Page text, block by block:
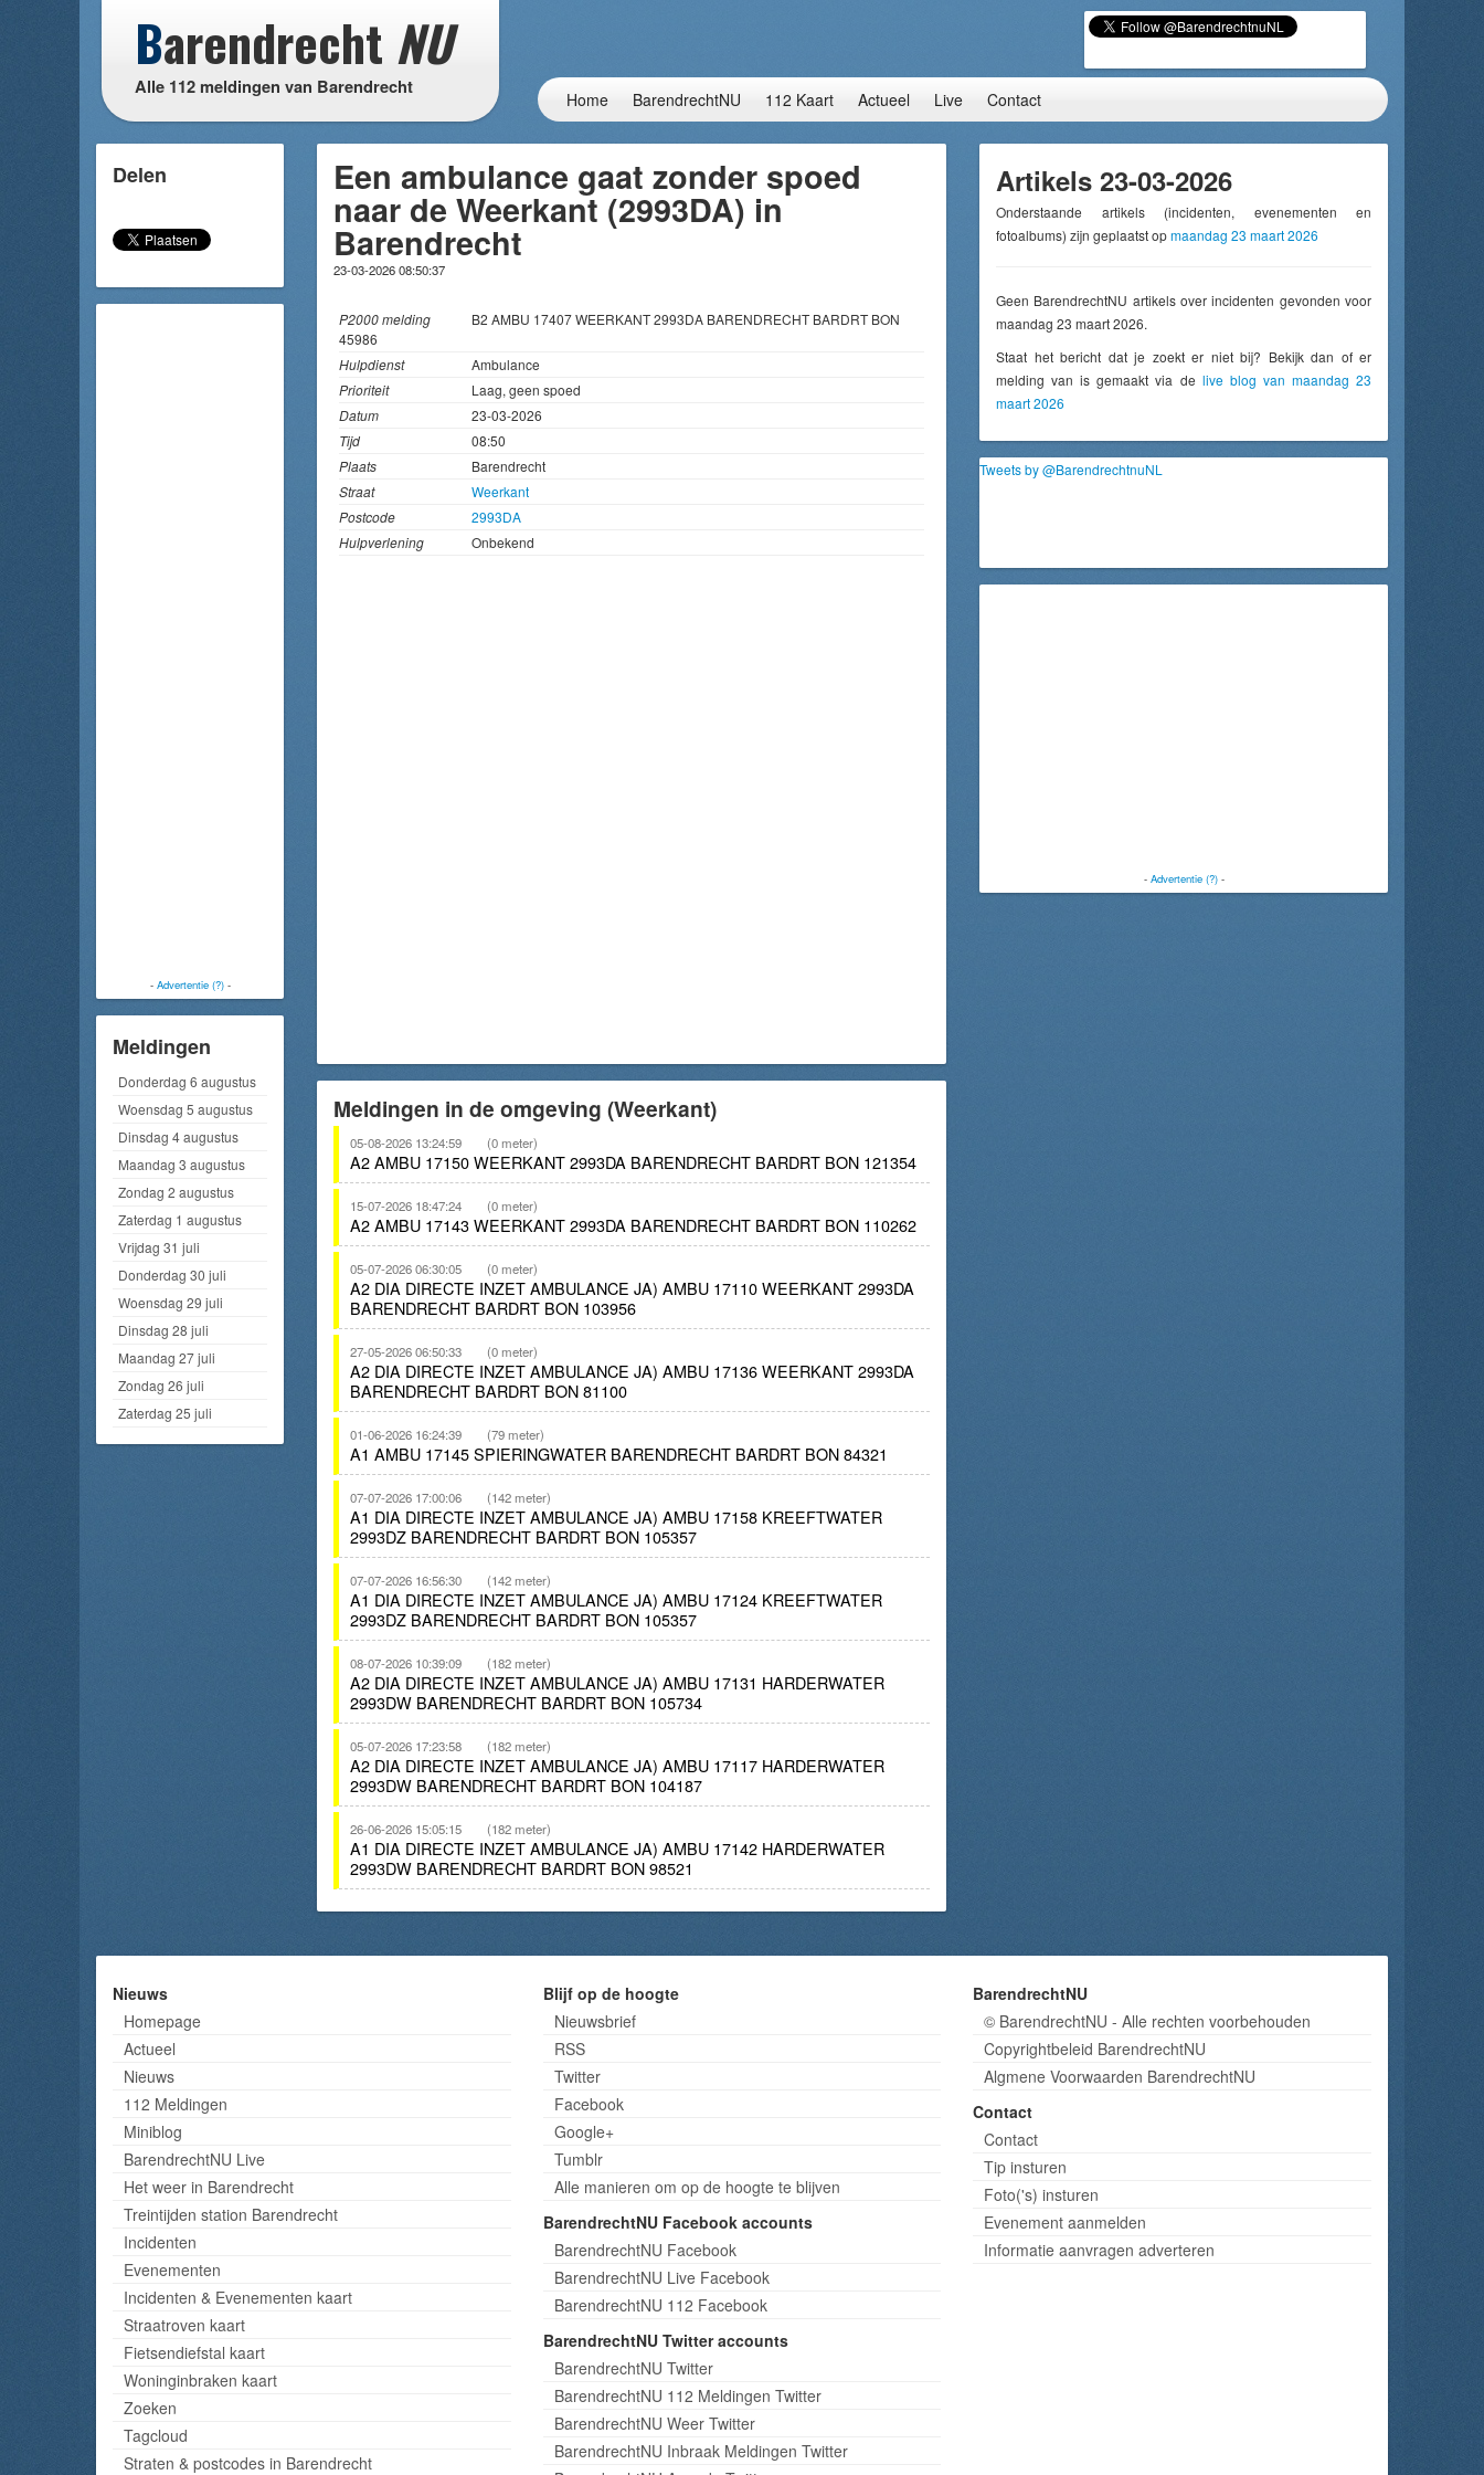
Barendrecht NU
Alle 112 meldingen van Barendrecht
Home BarendrechtNU 112 Kaart Actueel Live Contact
Delen
- Advertentie (?)-
Meldingen
Donderdag 6 augustus
Woensdag 5 augustus
Dinsdag 4 augustus
Maandag 3 augustus
Zondag 2 augustus
Zaterdag 1 augustus
Vrijdag 31 juli
Donderdag 30 juli
Woensdag 29 juli
Dinsdag 28 juli
Maandag 27 juli
Zondag 26 juli
Zaterdag 25 juli
Een ambulance gaat zonder spoed
naar de Weerkant (2993DA) in
Barendrecht
23-03-2026 08:50:37
P2000 melding
B2 AMBU 17407 WEERKANT 2993DA BARENDRECHT BARDRT BON
45986
Hulpdienst
Ambulance
Prioriteit
Laag, geen spoed
Datum
23-03-2026
Tijd
08:50
Plaats
Barendrecht
Straat
Weerkant
Postcode
2993DA
Hulpverlening
Onbekend
Meldingen in de omgeving (Weerkant)
05-08-2026 13:24:59 (0 meter)
A2 AMBU 17150 WEERKANT 2993DA BARENDRECHT BARDRT BON 121354
15-07-2026 18:47:24 (0 meter)
A2 AMBU 17143 WEERKANT 2993DA BARENDRECHT BARDRT BON 110262
05-07-2026 06:30:05 (0 meter)
A2 DIA DIRECTE INZET AMBULANCE JA) AMBU 17110 WEERKANT 2993DA
BARENDRECHT BARDRT BON 103956
27-05-2026 06:50:33 (0 meter)
A2 DIA DIRECTE INZET AMBULANCE JA) AMBU 17136 WEERKANT 2993DA
BARENDRECHT BARDRT BON 81100
01-06-2026 16:24:39 (79 meter)
A1 AMBU 17145 SPIERINGWATER BARENDRECHT BARDRT BON 84321
07-07-2026 17:00:06 (142 meter)
A1 DIA DIRECTE INZET AMBULANCE JA) AMBU 17158 KREEFTWATER
2993DZ BARENDRECHT BARDRT BON 105357
07-07-2026 16:56:30 (142 meter)
A1 DIA DIRECTE INZET AMBULANCE JA) AMBU 17124 KREEFTWATER
2993DZ BARENDRECHT BARDRT BON 105357
08-07-2026 10:39:09 (182 meter)
A2 DIA DIRECTE INZET AMBULANCE JA) AMBU 17131 HARDERWATER
2993DW BARENDRECHT BARDRT BON 105734
05-07-2026 17:23:58 (182 meter)
A2 DIA DIRECTE INZET AMBULANCE JA) AMBU 17117 HARDERWATER
2993DW BARENDRECHT BARDRT BON 104187
26-06-2026 15:05:15 (182 meter)
A1 DIA DIRECTE INZET AMBULANCE JA) AMBU 17142 HARDERWATER
2993DW BARENDRECHT BARDRT BON 98521
Artikels 23-03-2026
Onderstaande artikels (incidenten, evenementen en
fotoalbums) zijn geplaatst opmaandag 23 maart 2026
Geen BarendrechtNU artikels over incidenten gevonden voor
maandag 23 maart 2026.
Staat het bericht dat je zoekt er niet bij? Bekijk dan of er
melding van is gemaakt via de live blog van maandag 23
maart 2026
Tweets by @BarendrechtnuNL
- Advertentie (?)-
Nieuws
Homepage
Actueel
Nieuws
112 Meldingen
Miniblog
BarendrechtNU Live
Het weer in Barendrecht
Treintijden station Barendrecht
Incidenten
Evenementen
Incidenten & Evenementen kaart
Straatroven kaart
Fietsendiefstal kaart
Woninginbraken kaart
Zoeken
Tagcloud
Straten & postcodes in Barendrecht
Blijf op de hoogte
Nieuwsbrief
RSS
Twitter
Facebook
Google+
Tumblr
Alle manieren om op de hoogte te blijven
BarendrechtNU Facebook accounts
BarendrechtNU Facebook
BarendrechtNU Live Facebook
BarendrechtNU 112 Facebook
BarendrechtNU Twitter accounts
BarendrechtNU Twitter
BarendrechtNU 112 Meldingen Twitter
BarendrechtNU Weer Twitter
BarendrechtNU Inbraak Meldingen Twitter
BarendrechtNU
© BarendrechtNU - Alle rechten voorbehouden
Copyrightbeleid BarendrechtNU
Algmene Voorwaarden BarendrechtNU
Contact
Contact
Tip insturen
Foto('s) insturen
Evenement aanmelden
Informatie aanvragen adverteren